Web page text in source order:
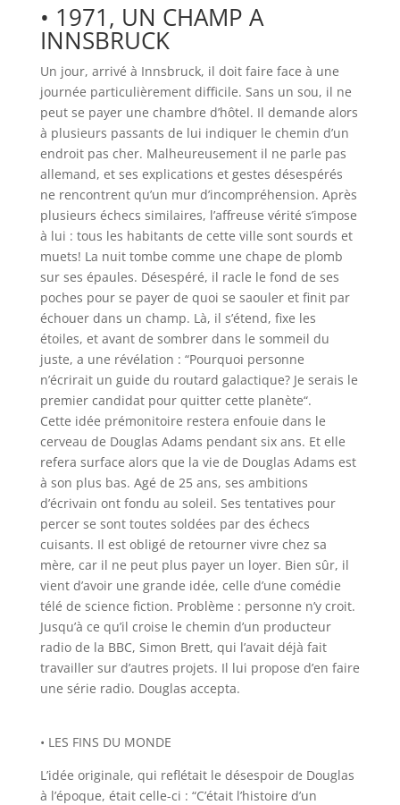
• 1971, UN CHAMP A
INNSBRUCK
Un jour, arrivé à Innsbruck, il doit faire face à une
journée particulièrement difficile. Sans un sou, il ne
peut se payer une chambre d’hôtel. Il demande alors
à plusieurs passants de lui indiquer le chemin d’un
endroit pas cher. Malheureusement il ne parle pas
allemand, et ses explications et gestes désespérés
ne rencontrent qu’un mur d’incompréhension. Après
plusieurs échecs similaires, l’affreuse vérité s’impose
à lui : tous les habitants de cette ville sont sourds et
muets! La nuit tombe comme une chape de plomb
sur ses épaules. Désespéré, il racle le fond de ses
poches pour se payer de quoi se saouler et finit par
échouer dans un champ. Là, il s’étend, fixe les
étoiles, et avant de sombrer dans le sommeil du
juste, a une révélation : “Pourquoi personne
n’écrirait un guide du routard galactique? Je serais le
premier candidat pour quitter cette planète“.
Cette idée prémonitoire restera enfouie dans le
cerveau de Douglas Adams pendant six ans. Et elle
refera surface alors que la vie de Douglas Adams est
à son plus bas. Agé de 25 ans, ses ambitions
d’écrivain ont fondu au soleil. Ses tentatives pour
percer se sont toutes soldées par des échecs
cuisants. Il est obligé de retourner vivre chez sa
mère, car il ne peut plus payer un loyer. Bien sûr, il
vient d’avoir une grande idée, celle d’une comédie
télé de science fiction. Problème : personne n’y croit.
Jusqu’à ce qu’il croise le chemin d’un producteur
radio de la BBC, Simon Brett, qui l’avait déjà fait
travailler sur d’autres projets. Il lui propose d’en faire
une série radio. Douglas accepta.
• LES FINS DU MONDE
L’idée originale, qui reflétait le désespoir de Douglas
à l’époque, était celle-ci : “C’était l’histoire d’un